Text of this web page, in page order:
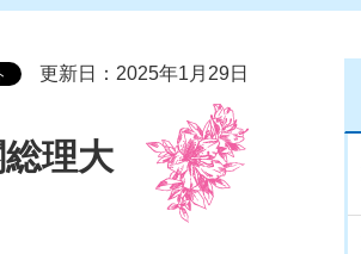
更新日：2025年1月29日
理大